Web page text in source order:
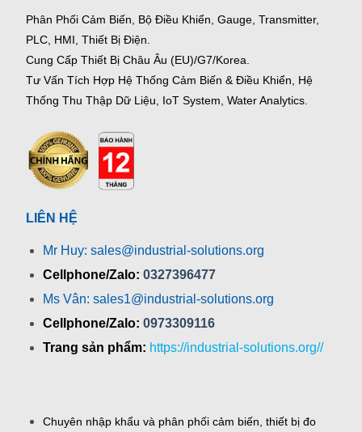
Phân Phối Cảm Biến, Bộ Điều Khiển, Gauge, Transmitter,
PLC, HMI, Thiết Bị Điện.
Cung Cấp Thiết Bị Châu Âu (EU)/G7/Korea.
Tư Vấn Tích Hợp Hệ Thống Cảm Biến & Điều Khiển, Hệ
Thống Thu Thập Dữ Liệu, IoT System, Water Analytics.
LIÊN HỆ
Mr Huy: sales@industrial-solutions.org
Cellphone/Zalo: 0327396477
Ms Vân: sales1@industrial-solutions.org
Cellphone/Zalo: 0973309116
Trang sản phẩm: https://industrial-solutions.org//
Chuyên nhập khẩu và phân phối cảm biến, thiết bị đo